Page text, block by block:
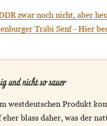
zwar noch nicht, aber
Trabi Senf - Hier
und nicht so sauer
westdeutschen Produkt
eher blass daher, was der